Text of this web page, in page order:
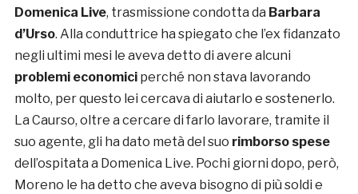
Domenica Live, trasmissione condotta da Barbara
d’Urso. Alla conduttrice ha spiegato che l’ex fidanzato
negli ultimi mesi le aveva detto di avere alcuni
problemi economiciperché non stava lavorando
molto, per questo lei cercava di aiutarlo e sostenerlo.
La Caurso, oltre a cercare di farlo lavorare, tramite il
suo agente, gli ha dato metà del suo rimborso spese
dell’ospitata a Domenica Live. Pochi giorni dopo, però,
Moreno le ha detto che aveva bisogno di più soldi e